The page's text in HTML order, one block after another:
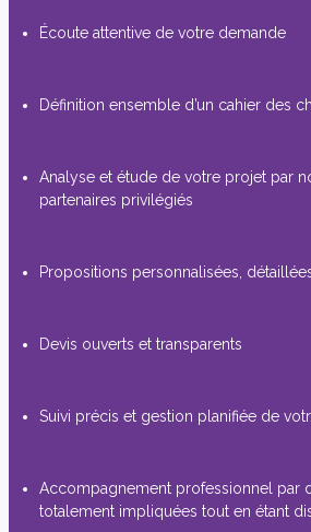
Écoute attentive de votre demande
Définition ensemble d’un cahier des
Analyse et étude de votre projet par
partenaires privilégiés
Propositions personnalisées,
Devis ouverts et transparents
Suivi précis et gestion planifiée de
Accompagnement professionnel par
totalement impliquées tout en étant